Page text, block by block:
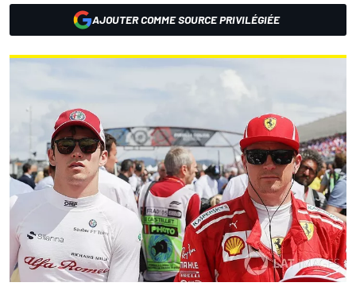
AJOUTER COMME SOURCE PRIVILÉGIÉE